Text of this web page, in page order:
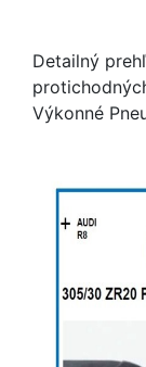
Detailný
Výkonné